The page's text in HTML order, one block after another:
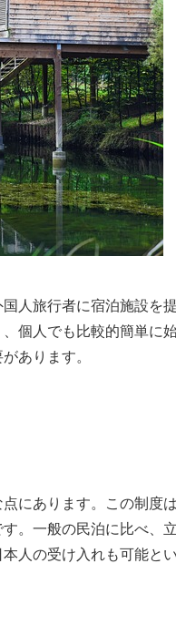
人旅行者に宿泊施設を
個人でも比較的簡単に
あります。
にあります。この制度
。一般の民泊に比べ、
人の受け入れも可能と